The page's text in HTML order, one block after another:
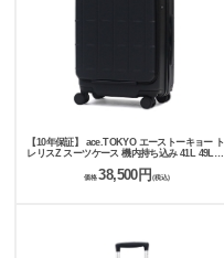
【10年保証】 ace.TOKYO エーストーキョー ト
レリスZ スーツケース 機内持ち込み 41L 49L
価格 38,500円(税込)